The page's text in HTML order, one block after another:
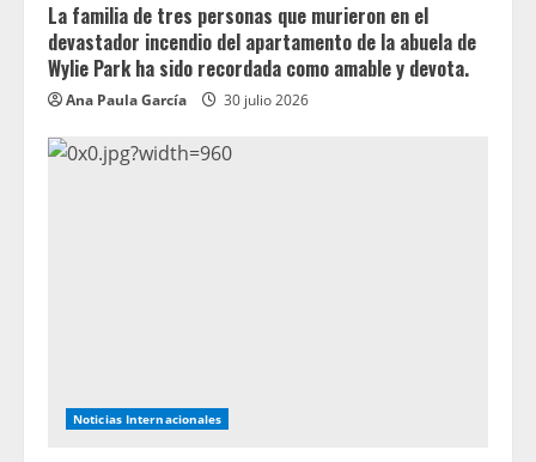
La familia de tres personas que murieron en el
devastador incendio del apartamento de la abuela de
Wylie Park ha sido recordada como amable y devota.
Ana Paula García 30 julio 2026
Noticias Internacionales